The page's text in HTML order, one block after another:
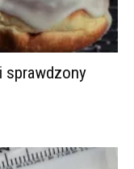
sprawdzony